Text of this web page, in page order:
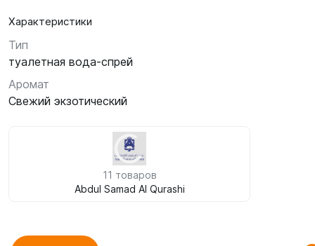
Характеристики
Тип
туалетная вода-спрей
Аромат
Свежий экзотический
11 товаров
Abdul Samad Al Qurashi